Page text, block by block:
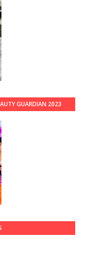
GUARDIAN 2023